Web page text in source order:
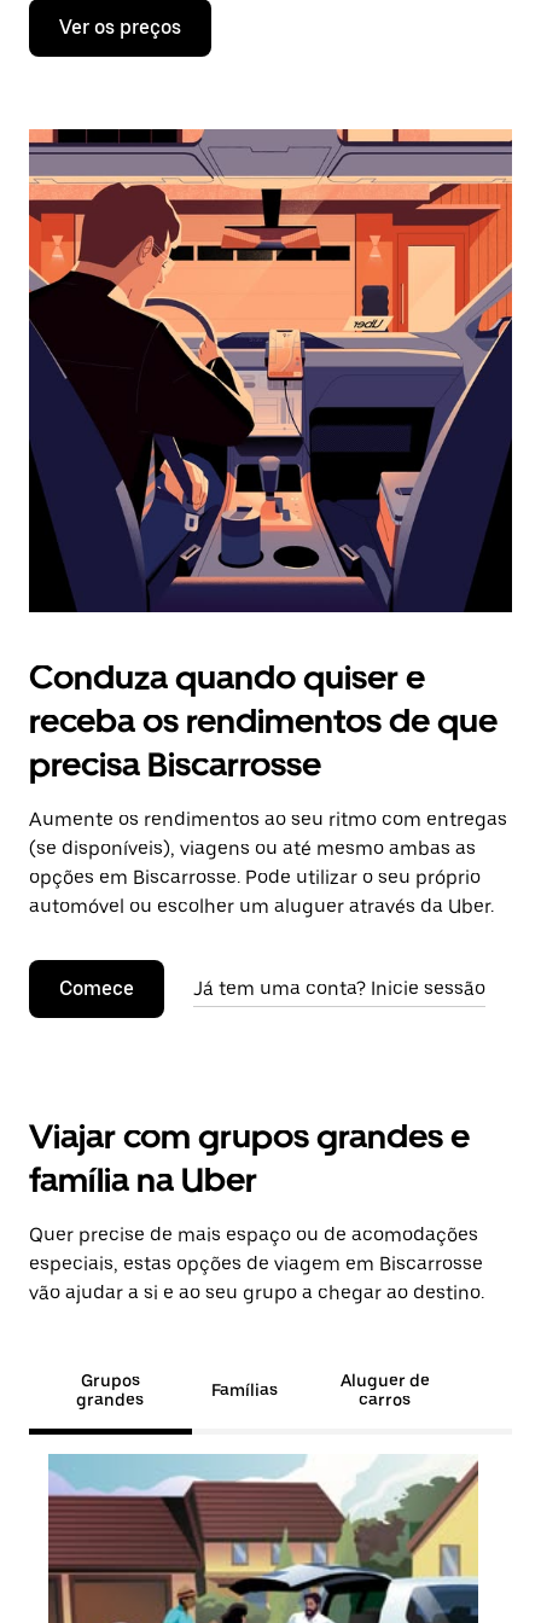
Prima
tecla
interagir
o
calendário
selecionar
uma
data.
Prima
o
botão
o
calendário.
Ver os preços
Conduza quando quiser e
receba os rendimentos de que
precisa Biscarrosse
Aumente os rendimentos ao seu ritmo com entregas
(se disponíveis), viagens ou até mesmo ambas as
opções em Biscarrosse. Pode utilizar o seu próprio
automóvel ou escolher um aluguer através da Uber.
Comece Já tem uma conta? Inicie sessão
Viajar com grupos grandes e
família na Uber
Quer precise de mais espaço ou de acomodações
especiais, estas opções de viagem em Biscarrosse
vão ajudar a si e ao seu grupo a chegar ao destino.
Grupos
grandes
Famílias
Aluguer de
carros